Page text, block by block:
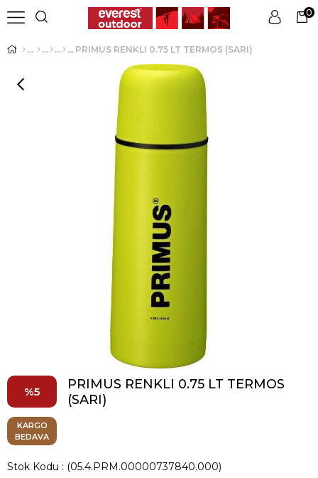
Üye Girişi Üye Ol
0
PRIMUS RENKLI 0.75 LT TERMOS (SARI)
5
PRIMUS RENKLI 0.75 LT TERMOS
(SARI)
KARGO
BEDAVA
Stok Kodu (05.4.PRM.00000737840.000)